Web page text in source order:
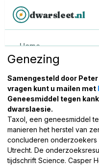
dwarsleet.nl
Home
Mijn verhaal
GEZONDHEID
Overzicht
Uitleg dwarslaesie
Decubitus
Incontinentie & blaas
Genezing
Samengesteld door
vragen kunt u mailen met
Geneesmiddel tegen
dwarslaesie.
Taxol, een geneesmiddel
manieren het herstel van
concluderen
Utrecht. De
tijdschrift Science. Casper